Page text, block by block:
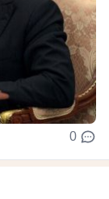
0